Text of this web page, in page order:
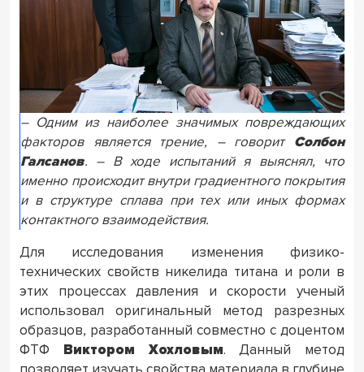
– Одним из наиболее значимых повреждающих
факторов является трение, – говорит Солбон
Галсанов. – В ходе испытаний я выяснял, что
именно происходит внутри градиентного покрытия
и в структуре сплава при тех или иных формах
контактного взаимодействия.
Для исследования изменения физико-
технических свойств никелида титана и роли в
этих процессах давления и скорости ученый
использовал оригинальный метод разрезных
образцов, разработанный совместно с доцентом
ФТФ Виктором Хохловым. Данный метод